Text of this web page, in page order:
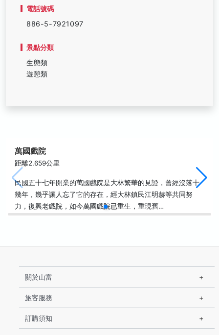
電話號碼
886-5-7921097
景點分類
生態類
遊憩類
萬國戲院
距離2.659公里
民國五十七年開業的萬國戲院是大林繁華的見證，曾經沒落十
幾年，幾乎讓人忘了它的存在，經大林鎮民江明赫等共同努
力，復興老戲院，如今萬國戲院已重生，重現舊…
關於山富
旅客服務
訂購須知